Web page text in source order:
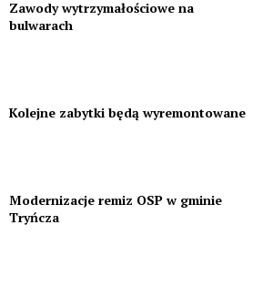
Zawody wytrzymałościowe na
bulwarach
Kolejne zabytki będą wyremontowane
Modernizacje remiz OSP w gminie
Tryńcza